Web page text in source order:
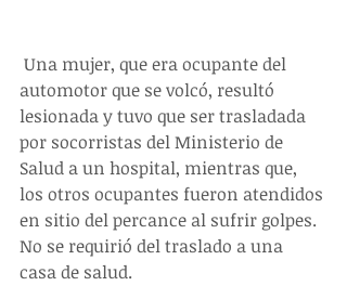
automotor que se volcó, resultó
lesionada y tuvo que ser trasladada
por socorristas del Ministerio de
Salud a un hospital, mientras que,
los otros ocupantes fueron atendidos
en sitio del percance al sufrir golpes.
No se requirió del traslado a una
casa de salud.